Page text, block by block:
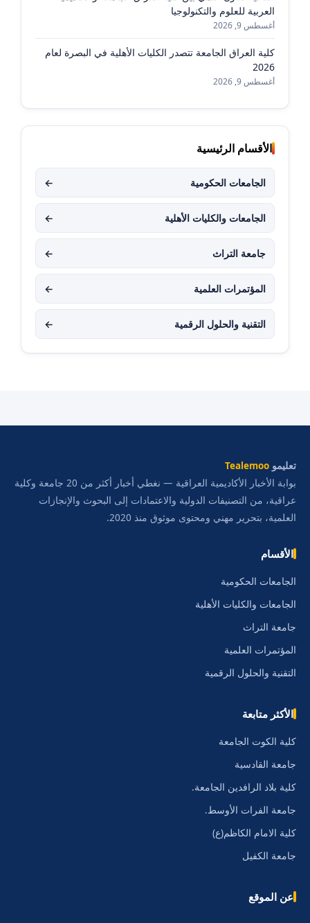
العربية للعلوم والتكنولوجيا
أغسطس 9, 2026
كلية العراق الجامعة تتصدر الكليات الأهلية في البصرة لعام
2026
أغسطس 9, 2026
الأقسام الرئيسية
الجامعات الحكومية ←
الجامعات والكليات الأهلية ←
جامعة التراث ←
المؤتمرات العلمية ←
التقنية والحلول الرقمية ←
تعليمو Tealemoo
بوابة الأخبار الأكاديمية العراقية — نغطي أخبار أكثر من 20 جامعة وكلية
عراقية، من التصنيفات الدولية والاعتمادات إلى البحوث والإنجازات
العلمية، بتحرير مهني ومحتوى موثوق منذ 2020.
الأقسام
الجامعات الحكومية
الجامعات والكليات الأهلية
جامعة التراث
المؤتمرات العلمية
التقنية والحلول الرقمية
الأكثر متابعة
كلية الكوت الجامعة
جامعة القادسية
كلية بلاد الرافدين الجامعة.
جامعة الفرات الأوسط.
كلية الامام الكاظم(ع)
جامعة الكفيل
عن الموقع